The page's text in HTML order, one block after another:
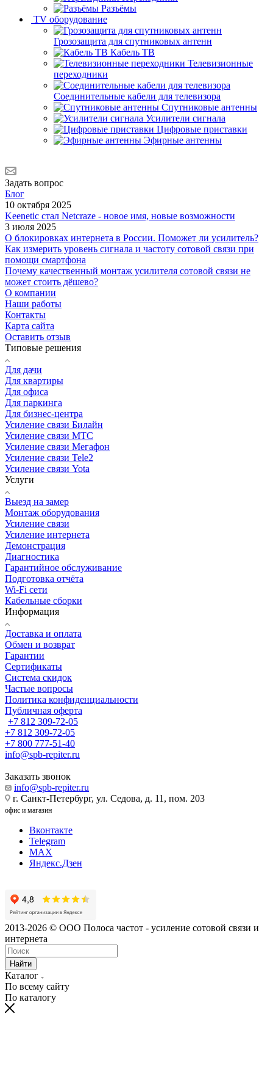
Разъёмы
TV оборудование
Грозозащита для спутниковых антенн
Кабель ТВ
Телевизионные
переходники
Соединительные кабели для телевизора
Спутниковые антенны
Усилители сигнала
Цифровые приставки
Эфирные антенны
Задать вопрос
Блог
10 октября 2025
Keenetic стал Netcraze - новое имя, новые возможности
3 июля 2025
О блокировках интернета в России. Поможет ли усилитель?
Как измерить уровень сигнала и частоту сотовой связи при
помощи смартфона
Почему качественный монтаж усилителя сотовой связи не
может стоить дёшево?
О компании
Наши работы
Контакты
Карта сайта
Оставить отзыв
Типовые решения
Для дачи
Для квартиры
Для офиса
Для паркинга
Для бизнес-центра
Усиление связи Билайн
Усиление связи МТС
Усиление связи Мегафон
Усиление связи Tele2
Усиление связи Yota
Услуги
Выезд на замер
Монтаж оборудования
Усиление связи
Усиление интернета
Демонстрация
Диагностика
Гарантийное обслуживание
Подготовка отчёта
Wi-Fi сети
Кабельные сборки
Информация
Доставка и оплата
Обмен и возврат
Гарантии
Сертификаты
Система скидок
Частые вопросы
Политика конфиденциальности
Публичная оферта
+7 812 309-72-05
+7 812 309-72-05
+7 800 777-51-40
info@spb-repiter.ru
Заказать звонок
info@spb-repiter.ru
г. Санкт-Петербург, ул. Седова, д. 11, пом. 203
офис и магазин
Вконтакте
Telegram
MAX
Яндекс.Дзен
2013-2026 © ООО Полоса частот - усиление сотовой связи и
интернета
Найти
Каталог
По всему сайту
По каталогу